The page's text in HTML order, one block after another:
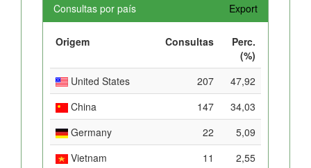
Consultas por país Export
Origem Consultas
Perc.
(%)
United States
207
47,92
China
147
34,03
Germany
22
5,09
Vietnam
11
2,55